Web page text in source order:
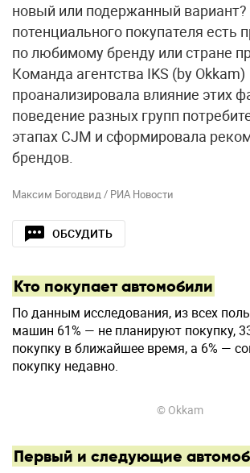
новый или подержанный
потенциального покупателя есть
по любимому бренду или стране
Команда агентства IKS (by Okkam)
проанализировала влияние этих
поведение разных групп
этапах CJM и сформировала
брендов.
Максим Богодвид / РИА Новости
ОБСУДИТЬ
Кто покупает автомобили
По данным исследования, из всех
машин 61% — не планируют покупку,
покупку в ближайшее время, а 6% —
покупку недавно.
© Okkam
Первый и следующие